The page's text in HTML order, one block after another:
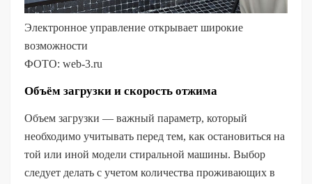
Электронное управление открывает широкие
возможности
ФОТО: web-3.ru
Объём загрузки и скорость отжима
Объем загрузки — важный параметр, который
необходимо учитывать перед тем, как остановиться на
той или иной модели стиральной машины. Выбор
следует делать с учетом количества проживающих в